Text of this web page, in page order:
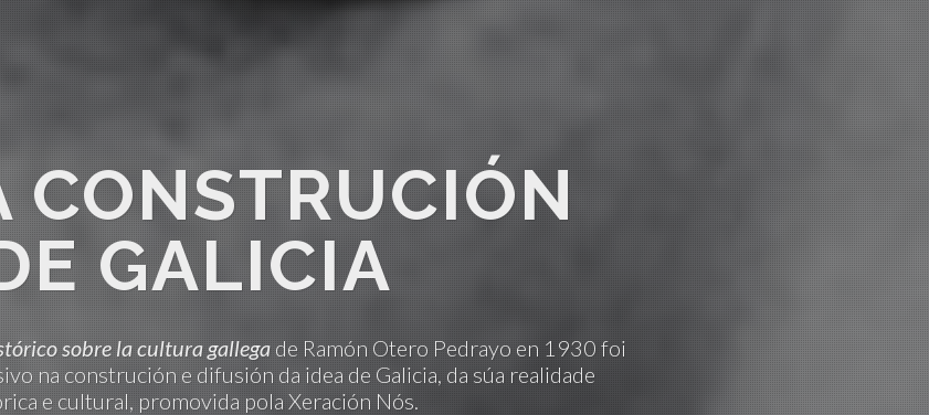
CONSTRUCIÓN
GALICIA
sobre la cultura gallegade Ramón Otero Pedrayo en 1930 foi
na construción e difusión da idea de Galicia, da súa realidade
e cultural, promovida pola Xeración Nós.